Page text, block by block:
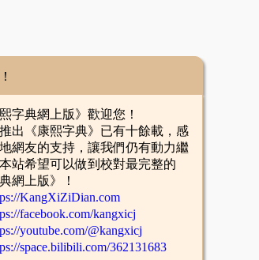
典網上版》歡迎您！
《康熙字典》已有十餘載，感
網友的支持，讓我們仍有動力繼
站希望可以做到校對最完整的
網上版》！
KangXiZiDian.com
facebook.com/kangxicj
youtube.com/@kangxicj
space.bilibili.com/362131683